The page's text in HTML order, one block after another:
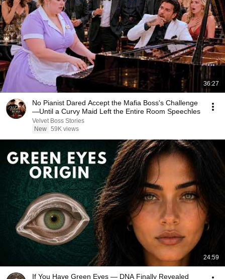
36:27
No Pianist Dared Accept the Mafia Boss's Challenge
—Until a Curvy Maid Left the Entire Room Speechles
Velvet Boss Stories
New 59K views
24:59
If You Have Green Eyes — DNA Finally Revealed